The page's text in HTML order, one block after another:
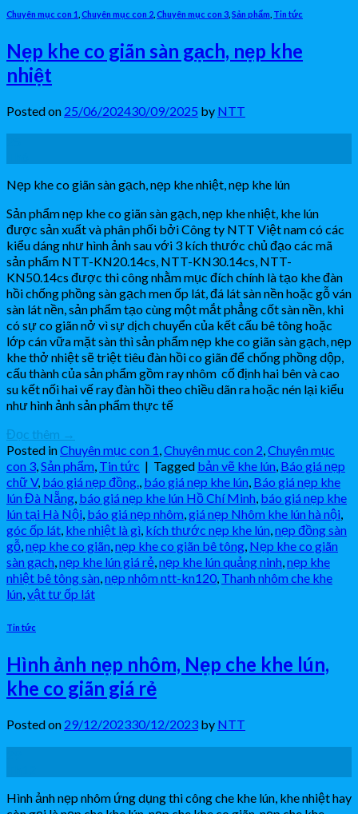
Chuyên mục con 1 Chuyên mục con 2 Chuyên mục con 3 Sản phẩm Tin tức
Nẹp khe co giãn sàn gạch, nẹp khe
nhiệt
Posted on 25/06/202430/09/2025 by NTT
Nẹp khe co giãn sàn gạch, nẹp khe nhiệt, nẹp khe lún
Sản phẩm nẹp khe co giãn sàn gạch, nẹp khe nhiệt, khe lún
được sản xuất và phân phối bởi Công ty NTT Việt nam có các
kiểu dáng như hình ảnh sau với 3 kích thước chủ đạo các mã
sản phẩm NTT-KN20.14cs, NTT-KN30.14cs, NTT-
KN50.14cs được thi công nhằm mục đích chính là tạo khe đàn
hồi chống phồng sàn gạch men ốp lát, đá lát sàn nền hoặc gỗ ván
sàn lát nền, sản phẩm tạo cùng một mắt phẳng cốt sàn nền, khi
có sự co giãn nở vì sự dịch chuyển của kết cấu bê tông hoặc
lớp cán vữa mặt sàn thì sản phẩm nẹp khe co giãn sàn gạch, nẹp
khe thở nhiệt sẽ triệt tiêu đàn hồi co giãn để chống phồng dộp,
cấu thành của sản phẩm gồm ray nhôm cố định hai bên và cao
su kết nối hai vế ray đàn hồi theo chiều dãn ra hoặc nén lại kiểu
như hình ảnh sản phẩm thực tế
Đọc thêm →
Posted inChuyên mục con 1,Chuyên mục con 2,Chuyên mục
con 3,Sản phẩm, Tin tức | Tagged bản vẽ khe lún, Báo giá nẹp
chữ V, báo giá nẹp đồng., báo giá nẹp khe lún, Báo giá nẹp khe
lún Đà Nẵng, báo giá nẹp khe lún Hồ Chí Minh, báo giá nẹp khe
lún tại Hà Nội, báo giá nẹp nhôm,giá nẹp Nhôm khe lún hà nội,
góc ốp lát, khe nhiệt là gì, kích thước nẹp khe lún,nẹp đồng sàn
gỗ,nẹp khe co giãn,nẹp khe co giãn bê tông, Nẹp khe co giãn
sàn gạch,nẹp khe lún giá rẻ,nẹp khe lún quảng ninh,nẹp khe
nhiệt bê tông sàn,nẹp nhôm ntt-kn120, Thanh nhôm che khe
lún,vật tư ốp lát
Tin tức
Hình ảnh nẹp nhôm, Nẹp che khe lún,
khe co giãn giá rẻ
Posted on 29/12/202330/12/2023 by NTT
Hình ảnh nẹp nhôm ứng dụng thi công che khe lún, khe nhiệt hay